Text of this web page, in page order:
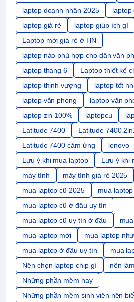
laptop doanh nhân 2025
laptop
laptop giá rẻ
laptop giúp ích gì
Laptop mới giá rẻ ở HN
laptop nào phù hợp cho dân văn
laptop tháng 6
Laptop thiết kế
laptop thịnh vượng
laptop tốt
laptop văn phong
laptop văn
laptop zin 100%
laptopcu
Latitude 7400
Latitude 7400
Latitude 7400 cảm ứng
lenovo
Lưu ý khi mua laptop
Lưu ý khi
máy tính
máy tính giá rẻ 2025
mua laptop cũ 2025
mua
mua laptop cũ ở đâu uy tín
mua laptop cũ uy tín ở đâu
mua laptop mới
mua laptop
mua laptop ở đâu uy tín
mua
Nên chọn laptop chip gì
nên
Những phần mềm hay
Những phần mềm sinh viên nên